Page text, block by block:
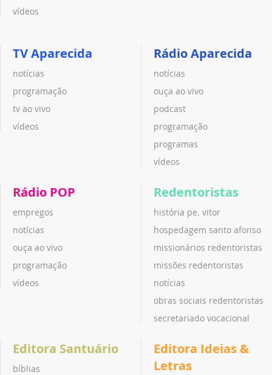
vídeos
TV Aparecida
notícias
programação
tv ao vivo
vídeos
Rádio Aparecida
notícias
ouça ao vivo
podcast
programação
programas
vídeos
Rádio POP
empregos
notícias
ouça ao vivo
programação
vídeos
Redentoristas
história pe. vitor
hospedagem santo afonso
missionários redentoristas
missões redentoristas
notícias
obras sociais redentoristas
secretariado vocacional
Editora Santuário
bíblias
Editora Ideias &
Letras